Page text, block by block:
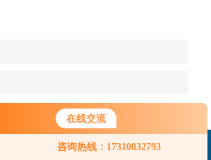
在线交流
咨询热线：17310032793